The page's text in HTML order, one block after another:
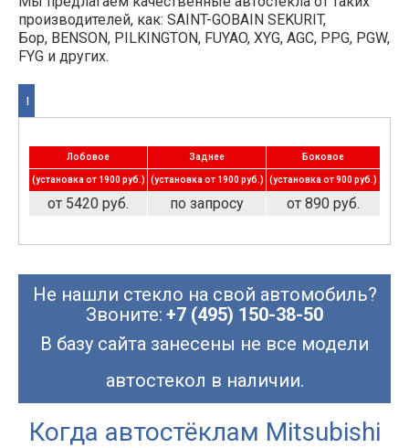
производителей, как: SAINT-GOBAIN SEKURIT,
Бор, BENSON, PILKINGTON, FUYAO, XYG, AGC, PPG, PGW,
FYG и других.
Лобовое Заднее Боковое
(установка от 1900 руб.) (установка от 1900 руб.) (установка от 900 руб.)
от 5420 руб. по запросу от 890 руб.
Не нашли стекло на свой автомобиль?
Звоните: +7 (495) 150-38-50
В базу сайта занесены не все модели
автостекол в наличии.
Когда автостёклам Mitsubishi